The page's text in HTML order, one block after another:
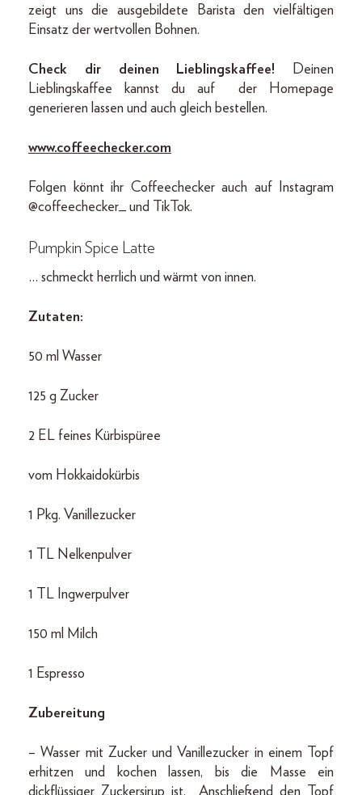
zeigt uns die ausgebildete Barista den vielfältigen
Einsatz der wertvollen Bohnen.
Check dir deinen Lieblingskaffee! Deinen
Lieblingskaffee kannst du auf der Homepage
generieren lassen und auch gleich bestellen.
www.coffeechecker.com
Folgen könnt ihr Coffeechecker auch auf Instagram
@coffeechecker_ und TikTok.
Pumpkin Spice Latte
… schmeckt herrlich und wärmt von innen.
Zutaten:
50 ml Wasser
125 g Zucker
2 EL feines Kürbispüree
vom Hokkaidokürbis
1 Pkg. Vanillezucker
1 TL Nelkenpulver
1 TL Ingwerpulver
150 ml Milch
1 Espresso
Zubereitung
– Wasser mit Zucker und Vanillezucker in einem Topf
erhitzen und kochen lassen, bis die Masse ein
dickflüssiger Zuckersirup ist. Anschließend den Topf